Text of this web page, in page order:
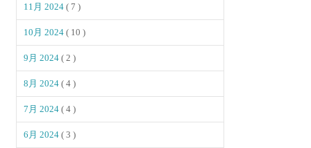
11月 2024( 7 )
10月 2024( 10 )
9月 2024( 2 )
8月 2024( 4 )
7月 2024( 4 )
6月 2024( 3 )